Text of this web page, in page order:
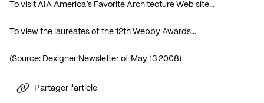
To visit AIA America’s Favorite Architecture Web site…
To view the laureates of the 12th Webby Awards…
(Source: Dexigner Newsletter of May 13 2008)
Partager l'article